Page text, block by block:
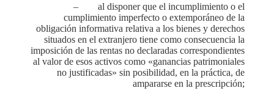
– al disponer que el incumplimiento o el
cumplimiento imperfecto o extemporáneo de la
obligación informativa relativa a los bienes y derechos
situados en el extranjero tiene como consecuencia la
imposición de las rentas no declaradas correspondientes
al valor de esos activos como «ganancias patrimoniales
no justificadas» sin posibilidad, en la práctica, de
ampararse en la prescripción;